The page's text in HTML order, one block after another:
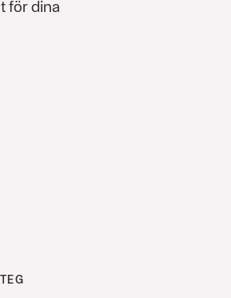
för dina